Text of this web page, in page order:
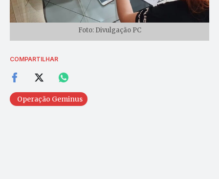
Foto: Divulgação PC
COMPARTILHAR
Operação Geminus